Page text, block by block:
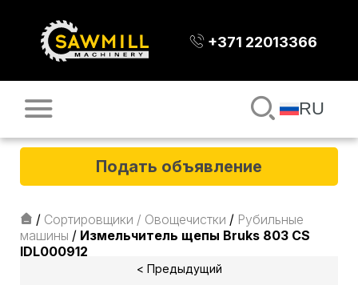
+371 22013366
RU
Подать объявление
/ Сортировщики / Овощечистки / Рубильные
машины / Измельчитель щепы Bruks 803 CS
IDL000912
< Предыдущий